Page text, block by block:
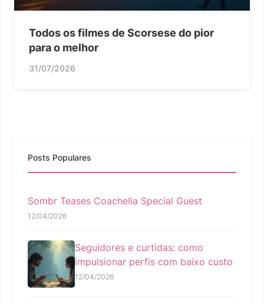
Todos os filmes de Scorsese do pior
para o melhor
31/07/2026
Posts Populares
Sombr Teases Coachella Special Guest
12/04/2026
Seguidores e curtidas: como
impulsionar perfis com baixo custo
12/04/2026